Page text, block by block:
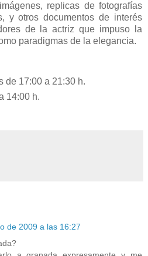
replicas de fotografías
y otros documentos de interés
de la actriz que impuso la
paradigmas de la elegancia.
de 17:00 a 21:30 h.
14:00 h.
de 2009 a las 16:27